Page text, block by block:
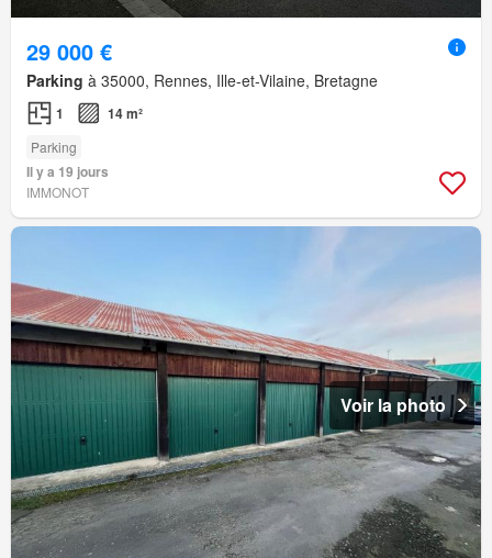
29 000 €
Parking à 35000, Rennes, Ille-et-Vilaine, Bretagne
1 14 m²
Parking
Il y a 19 jours
IMMONOT
Voir la photo